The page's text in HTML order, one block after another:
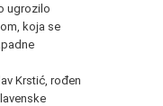
ugrozilo
koja se
Krstić, rođen